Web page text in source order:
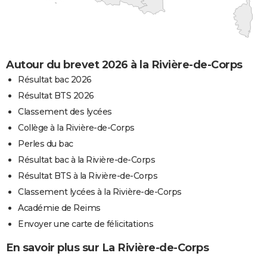
Autour du brevet 2026 à la Rivière-de-Corps
Résultat bac 2026
Résultat BTS 2026
Classement des lycées
Collège à la Rivière-de-Corps
Perles du bac
Résultat bac à la Rivière-de-Corps
Résultat BTS à la Rivière-de-Corps
Classement lycées à la Rivière-de-Corps
Académie de Reims
Envoyer une carte de félicitations
En savoir plus sur La Rivière-de-Corps